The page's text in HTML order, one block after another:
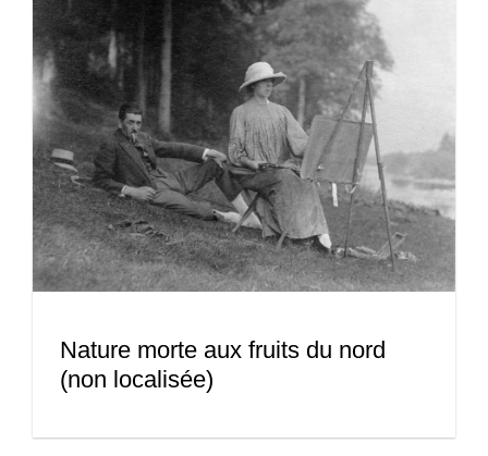
Nature morte aux fruits du nord
(non localisée)